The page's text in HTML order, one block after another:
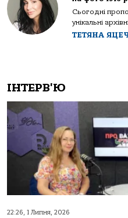
Сьогодні
унікальні
ТЕТЯНА
ІНТЕРВ'Ю
22:26, 1 Липня, 2026